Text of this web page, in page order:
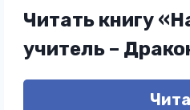
Читать книгу
учитель –